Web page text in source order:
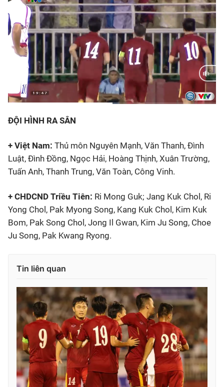
Thể thao Điện tử
Các môn khác
VIDEO
Bên lề
ĐỘI HÌNH RA SÂN
+ Việt Nam: Thủ môn Nguyên Mạnh, Văn Thanh, Đình
Luật, Đình Đồng, Ngọc Hải, Hoàng Thịnh, Xuân Trường,
Tuấn Anh, Thanh Trung, Văn Toàn, Công Vinh.
+ CHDCND Triều Tiên: Ri Mong Guk; Jang Kuk Chol, Ri
Yong Chol, Pak Myong Song, Kang Kuk Chol, Kim Kuk
Bom, Pak Song Chol, Jong Il Gwan, Kim Ju Song, Choe
Ju Song, Pak Kwang Ryong.
Tin liên quan